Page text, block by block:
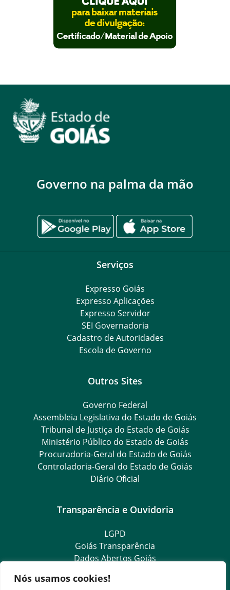
Nós usamos cookies!
Governo na palma da mão
Serviços
Expresso Goiás
Expresso Aplicações
Expresso Servidor
SEI Governadoria
Cadastro de Autoridades
Escola de Governo
Outros Sites
Governo Federal
Assembleia Legislativa do Estado de Goiás
Tribunal de Justiça do Estado de Goiás
Ministério Público do Estado de Goiás
Procuradoria-Geral do Estado de Goiás
Controladoria-Geral do Estado de Goiás
Diário Oficial
Transparência e Ouvidoria
LGPD
Goiás Transparência
Dados Abertos Goiás
e-SIC – Serviço Eletrônico de Informação ao Cidadão